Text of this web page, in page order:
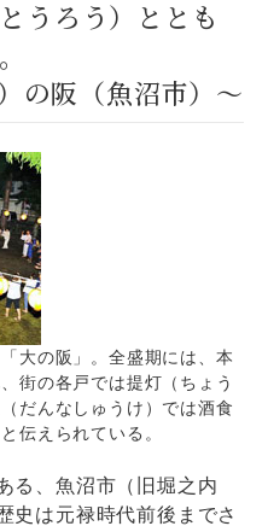
うろう）ととも
の阪（魚沼市）～
大の阪」。全盛期には、本
街の各戸では提灯（ちょう
だんなしゅうけ）では酒食
伝えられている。
る、魚沼市（旧堀之内
史は元禄時代前後までさ